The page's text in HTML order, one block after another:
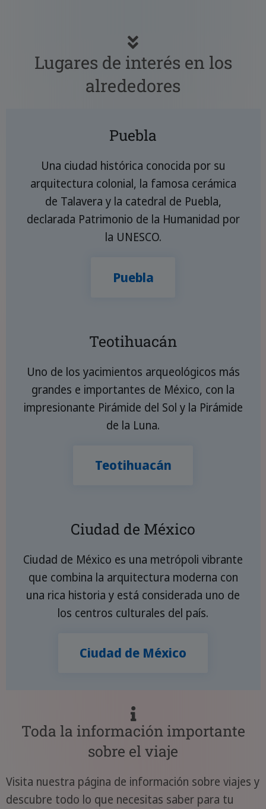
Lugares de interés en los
alrededores
Puebla
Una ciudad histórica conocida por su
arquitectura colonial, la famosa cerámica
de Talavera y la catedral de Puebla,
declarada Patrimonio de la Humanidad por
la UNESCO.
Puebla
Teotihuacán
Uno de los yacimientos arqueológicos más
grandes e importantes de México, con la
impresionante Pirámide del Sol y la Pirámide
de la Luna.
Teotihuacán
Ciudad de México
Ciudad de México es una metrópoli vibrante
que combina la arquitectura moderna con
una rica historia y está considerada uno de
los centros culturales del país.
Ciudad de México
Toda la información importante
sobre el viaje
Visita nuestra página de información sobre viajes y
descubre todo lo que necesitas saber para tu